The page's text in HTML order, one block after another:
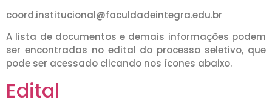
coord.institucional@faculdadeintegra.edu.br
A lista de documentos e demais informações podem
ser encontradas no edital do processo seletivo, que
pode ser acessado clicando nos ícones abaixo.
Edital